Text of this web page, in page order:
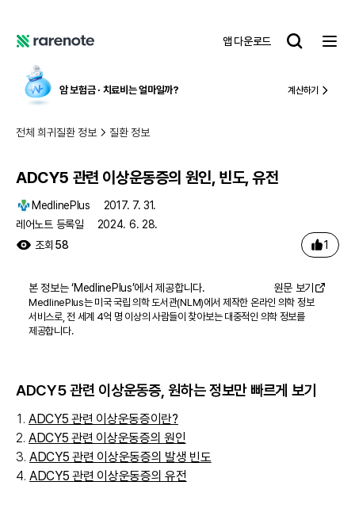
노
앱 다운로드
레
트
암 보험금 ∙ 치료비 는 얼마일까? 계산하기
전체 희귀질환 정보 질환 정보
ADCY5 관련 이상운동증의 원인, 빈도, 유전
MedlinePlus
2017. 7. 31.
레어노트 등록일
2024. 6. 28.
조회 58 1
본 정보는 ‘MedlinePlus’에서 제공합니다. 원문 보기
MedlinePlus는 미국 국립 의학 도서관(NLM)에서 제작한 온라인 의학 정보
서비스로, 전 세계 4억 명 이상의 사람들이 찾아보는 대중적인 의학 정보를
제공합니다.
ADCY5 관련 이상운동증, 원하는 정보만 빠르게 보기
ADCY5 관련 이상운동증이란?
ADCY5 관련 이상운동증의 원인
ADCY5 관련 이상운동증의 발생 빈도
ADCY5 관련 이상운동증의 유전